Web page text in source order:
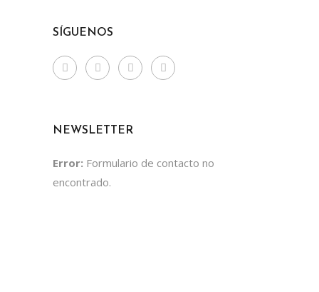
SÍGUENOS
NEWSLETTER
Error: Formulario de contacto no
encontrado.